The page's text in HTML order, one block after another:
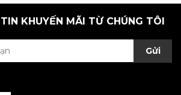
KHUYẾN MÃI TỪ CHÚNG TÔI
Gửi